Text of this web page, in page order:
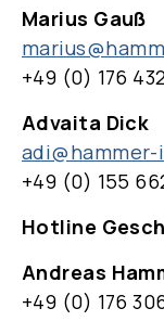
Marius Gauß
+49 (0) 176
Advaita Dick
+49 (0) 155
Hotline
Andreas
+49 (0) 176